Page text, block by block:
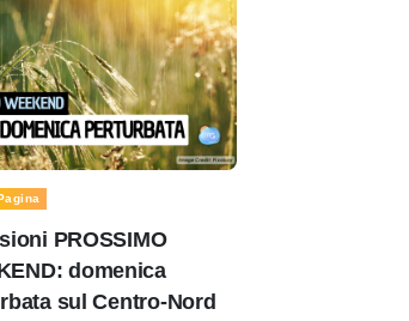
PROSSIMO
domenica
sul Centro-Nord